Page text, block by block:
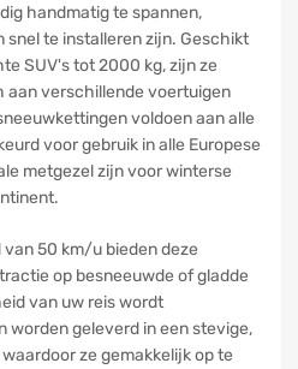
handmatig te spannen,
snel te installeren zijn. Geschikt
SUV's tot 2000 kg, zijn ze
aan verschillende voertuigen
voldoen aan alle
voor gebruik in alle Europese
metgezel zijn voor winterse
50 km/u bieden deze
op besneeuwde of gladde
van uw reis wordt
worden geleverd in een stevige,
ze gemakkelijk op te